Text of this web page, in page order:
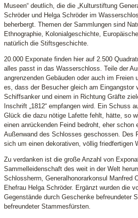
Museen“ deutlich, die die „Kulturstiftung
Schröder und Helga Schröder im
beherbergt. Themen der Sammlungen sind
Ethnographie, Kolonialgeschichte,
natürlich die Stiftsgeschichte.
20.000 Exponate finden hier auf 2.500
alles passt in das Wasserschloss. Teile der
angrenzenden Gebäuden oder auch im Freien
es, dass der Besucher gleich am Eingangstor
Schiffsanker und einem in Richtung Gräfte
Inschrift „1812“ empfangen wird. Ein Schuss
Glück die dazu nötige Lafette fehlt, hätte, so
einen anrückenden Feind bedroht, eher schon
Außenwand des Schlosses geschossen. Des
sich um einen dekorativen, völlig friedfertigen
Zu verdanken ist die große Anzahl von
Sammelleidenschaft des weit in der Welt
Schlossherrn, Generalhonorarkonsul Manfred
Ehefrau Helga Schröder. Ergänzt wurden die
Gegenstände durch Geschenke befreundeter
befreundeter Stammesfürsten.